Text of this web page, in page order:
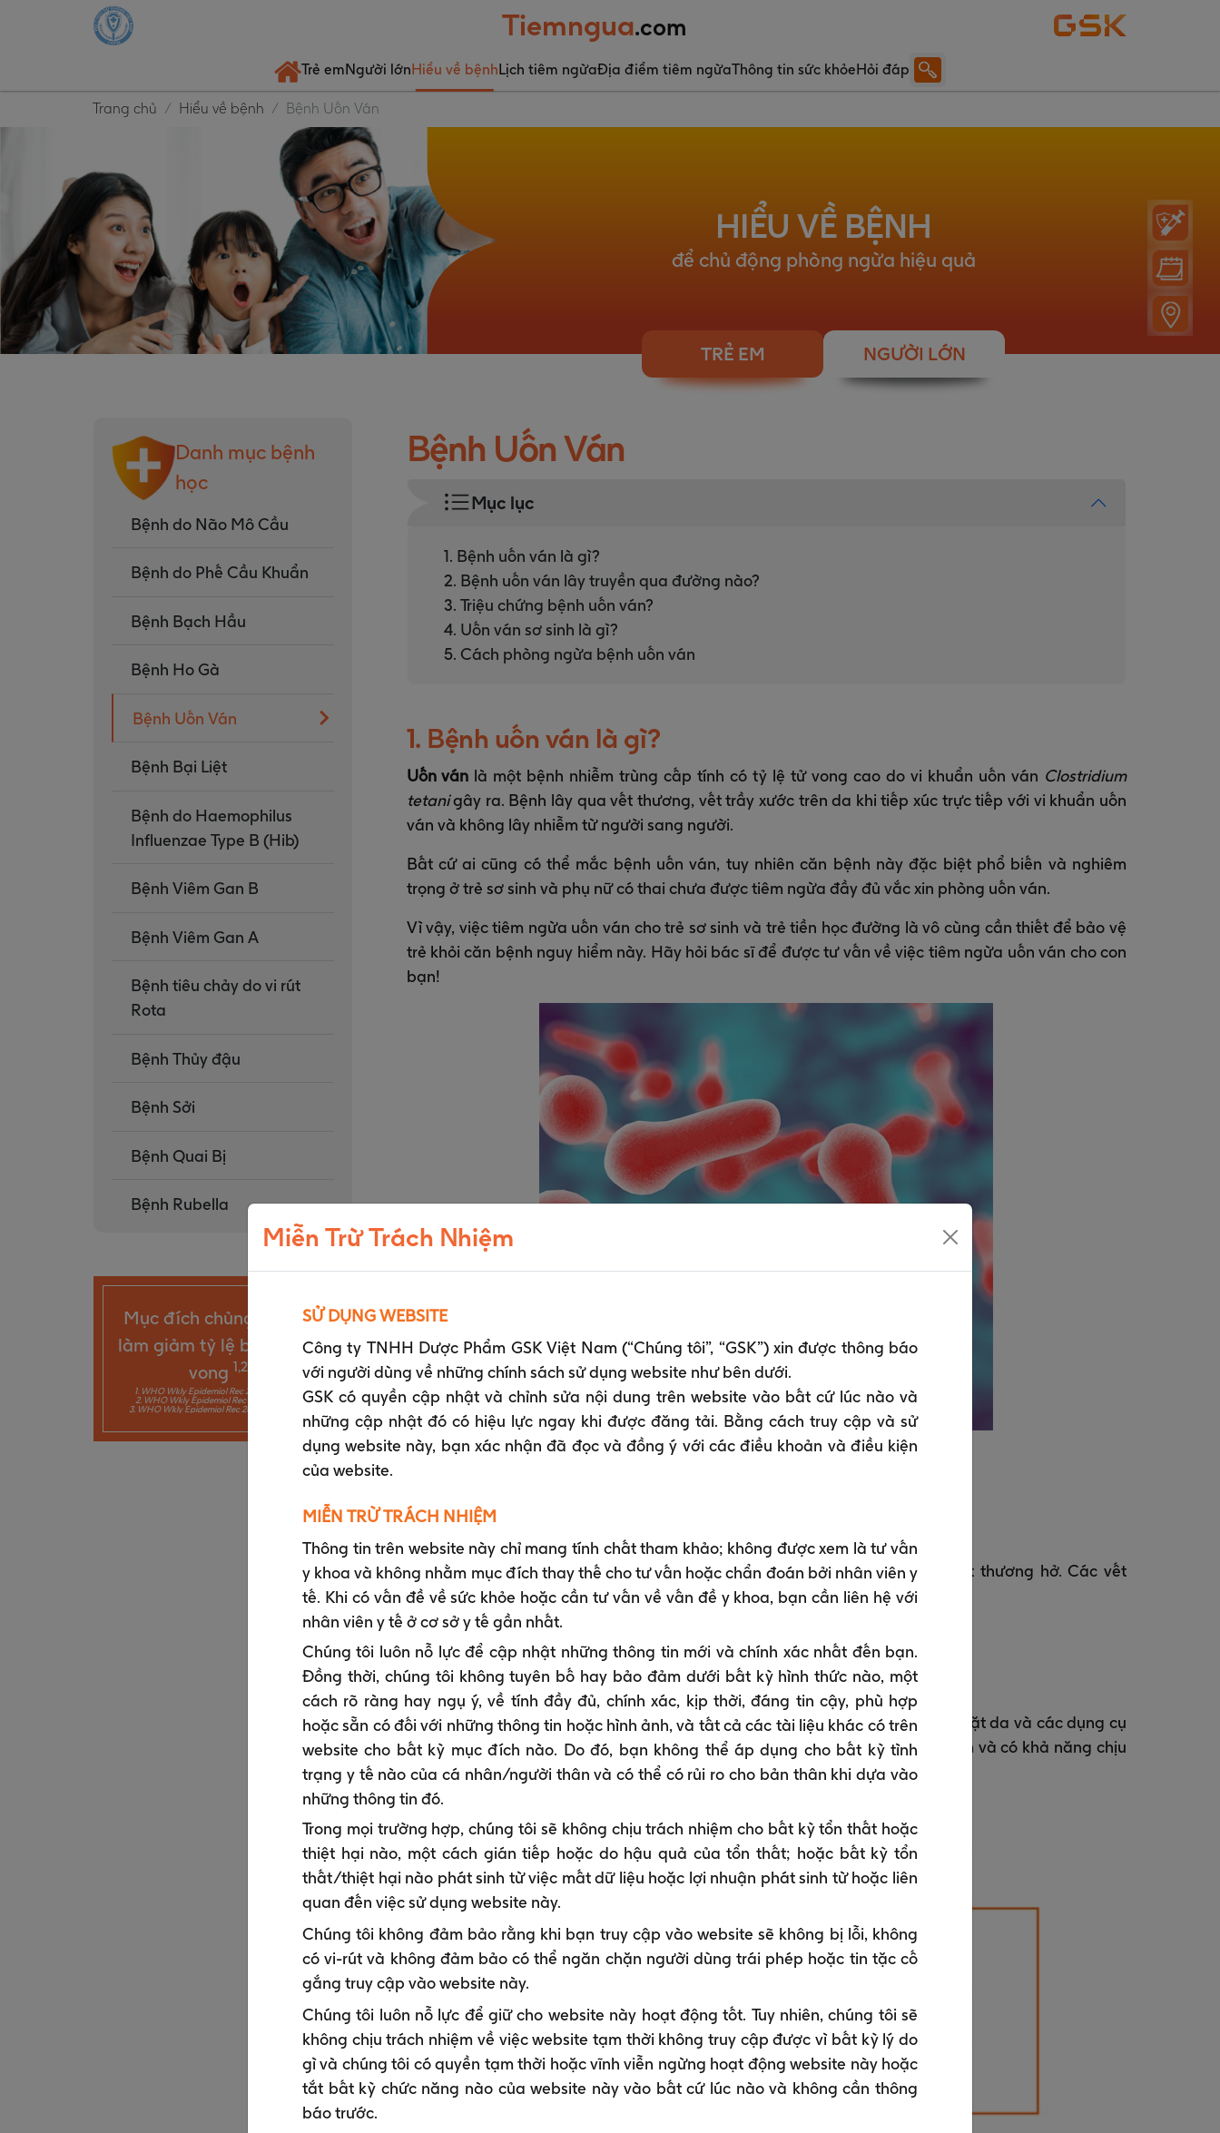
Tiemngua.com
Trẻ emNgười lớnHiểu về bệnhLịch tiêm ngừaĐịa điểm tiêm ngừaThông tin sức khỏeHỏi đáp
Trang chủ Hiểu về bệnh Bệnh Uốn Ván
HIỂU VỀ BỆNH
để chủ động phòng ngừa hiệu quả
TRẺ EM NGƯỜI LỚN
Danh mục bệnh
học
Bệnh do Não Mô Cầu
Bệnh do Phế Cầu Khuẩn
Bệnh Bạch Hầu
Bệnh Ho Gà
Bệnh Uốn Ván
Bệnh Bại Liệt
Bệnh do Haemophilus
Influenzae Type B (Hib)
Bệnh Viêm Gan B
Bệnh Viêm Gan A
Bệnh tiêu chảy do vi rút
Rota
Bệnh Thủy đậu
Bệnh Sởi
Bệnh Quai Bị
Bệnh Rubella
Mục đích chủng ngừa là
làm giảm tỷ lệ bệnh và tử
vong 1,2,3
1. WHO Wkly Epidemiol Rec 2007; 82: 51–60;
2. WHO Wkly Epidemiol Rec 2011; 86: 301–16;
3. WHO Wkly Epidemiol Rec 2009; 84: 349–60;
Bệnh Uốn Ván
Mục lục
1. Bệnh uốn ván là gì?
2. Bệnh uốn ván lây truyền qua đường nào?
3. Triệu chứng bệnh uốn ván?
4. Uốn ván sơ sinh là gì?
5. Cách phòng ngừa bệnh uốn ván
1. Bệnh uốn ván là gì?
Uốn ván là một bệnh nhiễm trùng cấp tính có tỷ lệ tử vong cao do vi khuẩn uốn ván Clostridium
tetanigây ra. Bệnh lây qua vết thương, vết trầy xước trên da khi tiếp xúc trực tiếp với vi khuẩn uốn
ván và không lây nhiễm từ người sang người.
Bất cứ ai cũng có thể mắc bệnh uốn ván, tuy nhiên căn bệnh này đặc biệt phổ biến và nghiêm
trọng ở trẻ sơ sinh và phụ nữ có thai chưa được tiêm ngừa đầy đủ vắc xin phòng uốn ván.
Vì vậy, việc tiêm ngừa uốn ván cho trẻ sơ sinh và trẻ tiền học đường là vô cùng cần thiết để bảo vệ
trẻ khỏi căn bệnh nguy hiểm này. Hãy hỏi bác sĩ để được tư vấn về việc tiêm ngừa uốn ván cho con
bạn!
2. Bệnh uốn ván lây truyền qua đường nào?
Uốn ván lây truyền vào cơ thể thông qua các thương tổn trên da hoặc vết thương hở. Các vết
thương dễ dẫn đến nhiễm uốn ván bao gồm:
Vết cắt, vết trầy xước hoặc vết loét trên da
Vết cắn của động vật
Bỏng
Vi khuẩn uốn ván có ở khắp nơi trong môi trường, như là trong đất, trên bề mặt da và các dụng cụ
gỉ sét như đinh, kim, dây thép gai. Đặc biệt, nha bào có thể tồn tại nhiều năm và có khả năng chịu
nhiệt tốt.
Miễn Trừ Trách Nhiệm
SỬ DỤNG WEBSITE
Công ty TNHH Dược Phẩm GSK Việt Nam (“Chúng tôi”, “GSK”) xin được thông báo
với người dùng về những chính sách sử dụng website như bên dưới.
GSK có quyền cập nhật và chỉnh sửa nội dung trên website vào bất cứ lúc nào và
những cập nhật đó có hiệu lực ngay khi được đăng tải. Bằng cách truy cập và sử
dụng website này, bạn xác nhận đã đọc và đồng ý với các điều khoản và điều kiện
của website.
MIỄN TRỪ TRÁCH NHIỆM
Thông tin trên website này chỉ mang tính chất tham khảo; không được xem là tư vấn
y khoa và không nhằm mục đích thay thế cho tư vấn hoặc chẩn đoán bởi nhân viên y
tế. Khi có vấn đề về sức khỏe hoặc cần tư vấn về vấn đề y khoa, bạn cần liên hệ với
nhân viên y tế ở cơ sở y tế gần nhất.
Chúng tôi luôn nỗ lực để cập nhật những thông tin mới và chính xác nhất đến bạn.
Đồng thời, chúng tôi không tuyên bố hay bảo đảm dưới bất kỳ hình thức nào, một
cách rõ ràng hay ngụ ý, về tính đầy đủ, chính xác, kịp thời, đáng tin cậy, phù hợp
hoặc sẵn có đối với những thông tin hoặc hình ảnh, và tất cả các tài liệu khác có trên
website cho bất kỳ mục đích nào. Do đó, bạn không thể áp dụng cho bất kỳ tình
trạng y tế nào của cá nhân/người thân và có thể có rủi ro cho bản thân khi dựa vào
những thông tin đó.
Trong mọi trường hợp, chúng tôi sẽ không chịu trách nhiệm cho bất kỳ tổn thất hoặc
thiệt hại nào, một cách gián tiếp hoặc do hậu quả của tổn thất; hoặc bất kỳ tổn
thất/thiệt hại nào phát sinh từ việc mất dữ liệu hoặc lợi nhuận phát sinh từ hoặc liên
quan đến việc sử dụng website này.
Chúng tôi không đảm bảo rằng khi bạn truy cập vào website sẽ không bị lỗi, không
có vi-rút và không đảm bảo có thể ngăn chặn người dùng trái phép hoặc tin tặc cố
gắng truy cập vào website này.
Chúng tôi luôn nỗ lực để giữ cho website này hoạt động tốt. Tuy nhiên, chúng tôi sẽ
không chịu trách nhiệm về việc website tạm thời không truy cập được vì bất kỳ lý do
gì và chúng tôi có quyền tạm thời hoặc vĩnh viễn ngừng hoạt động website này hoặc
tắt bất kỳ chức năng nào của website này vào bất cứ lúc nào và không cần thông
báo trước.